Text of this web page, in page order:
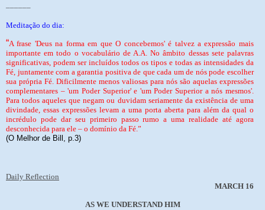
Meditação do dia:
“A frase 'Deus na forma em que O concebemos' é talvez a expressão mais
importante em todo o vocabulário de A.A. No âmbito dessas sete palavras
significativas, podem ser incluídos todos os tipos e todas as intensidades da
Fé, juntamente com a garantia positiva de que cada um de nós pode escolher
sua própria Fé. Dificilmente menos valiosas para nós são aquelas expressões
complementares – 'um Poder Superior' e 'um Poder Superior a nós mesmos'.
Para todos aqueles que negam ou duvidam seriamente da existência de uma
divindade, essas expressões levam a uma porta aberta para além da qual o
incrédulo pode dar seu primeiro passo rumo a uma realidade até agora
desconhecida para ele – o domínio da Fé.”
(O Melhor de Bill, p.3)
Daily Reflection
MARCH 16
AS WE UNDERSTAND HIM